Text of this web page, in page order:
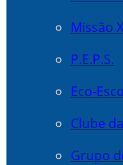
Missão X
P.E.P.S.
Eco-
Clube
Grupo